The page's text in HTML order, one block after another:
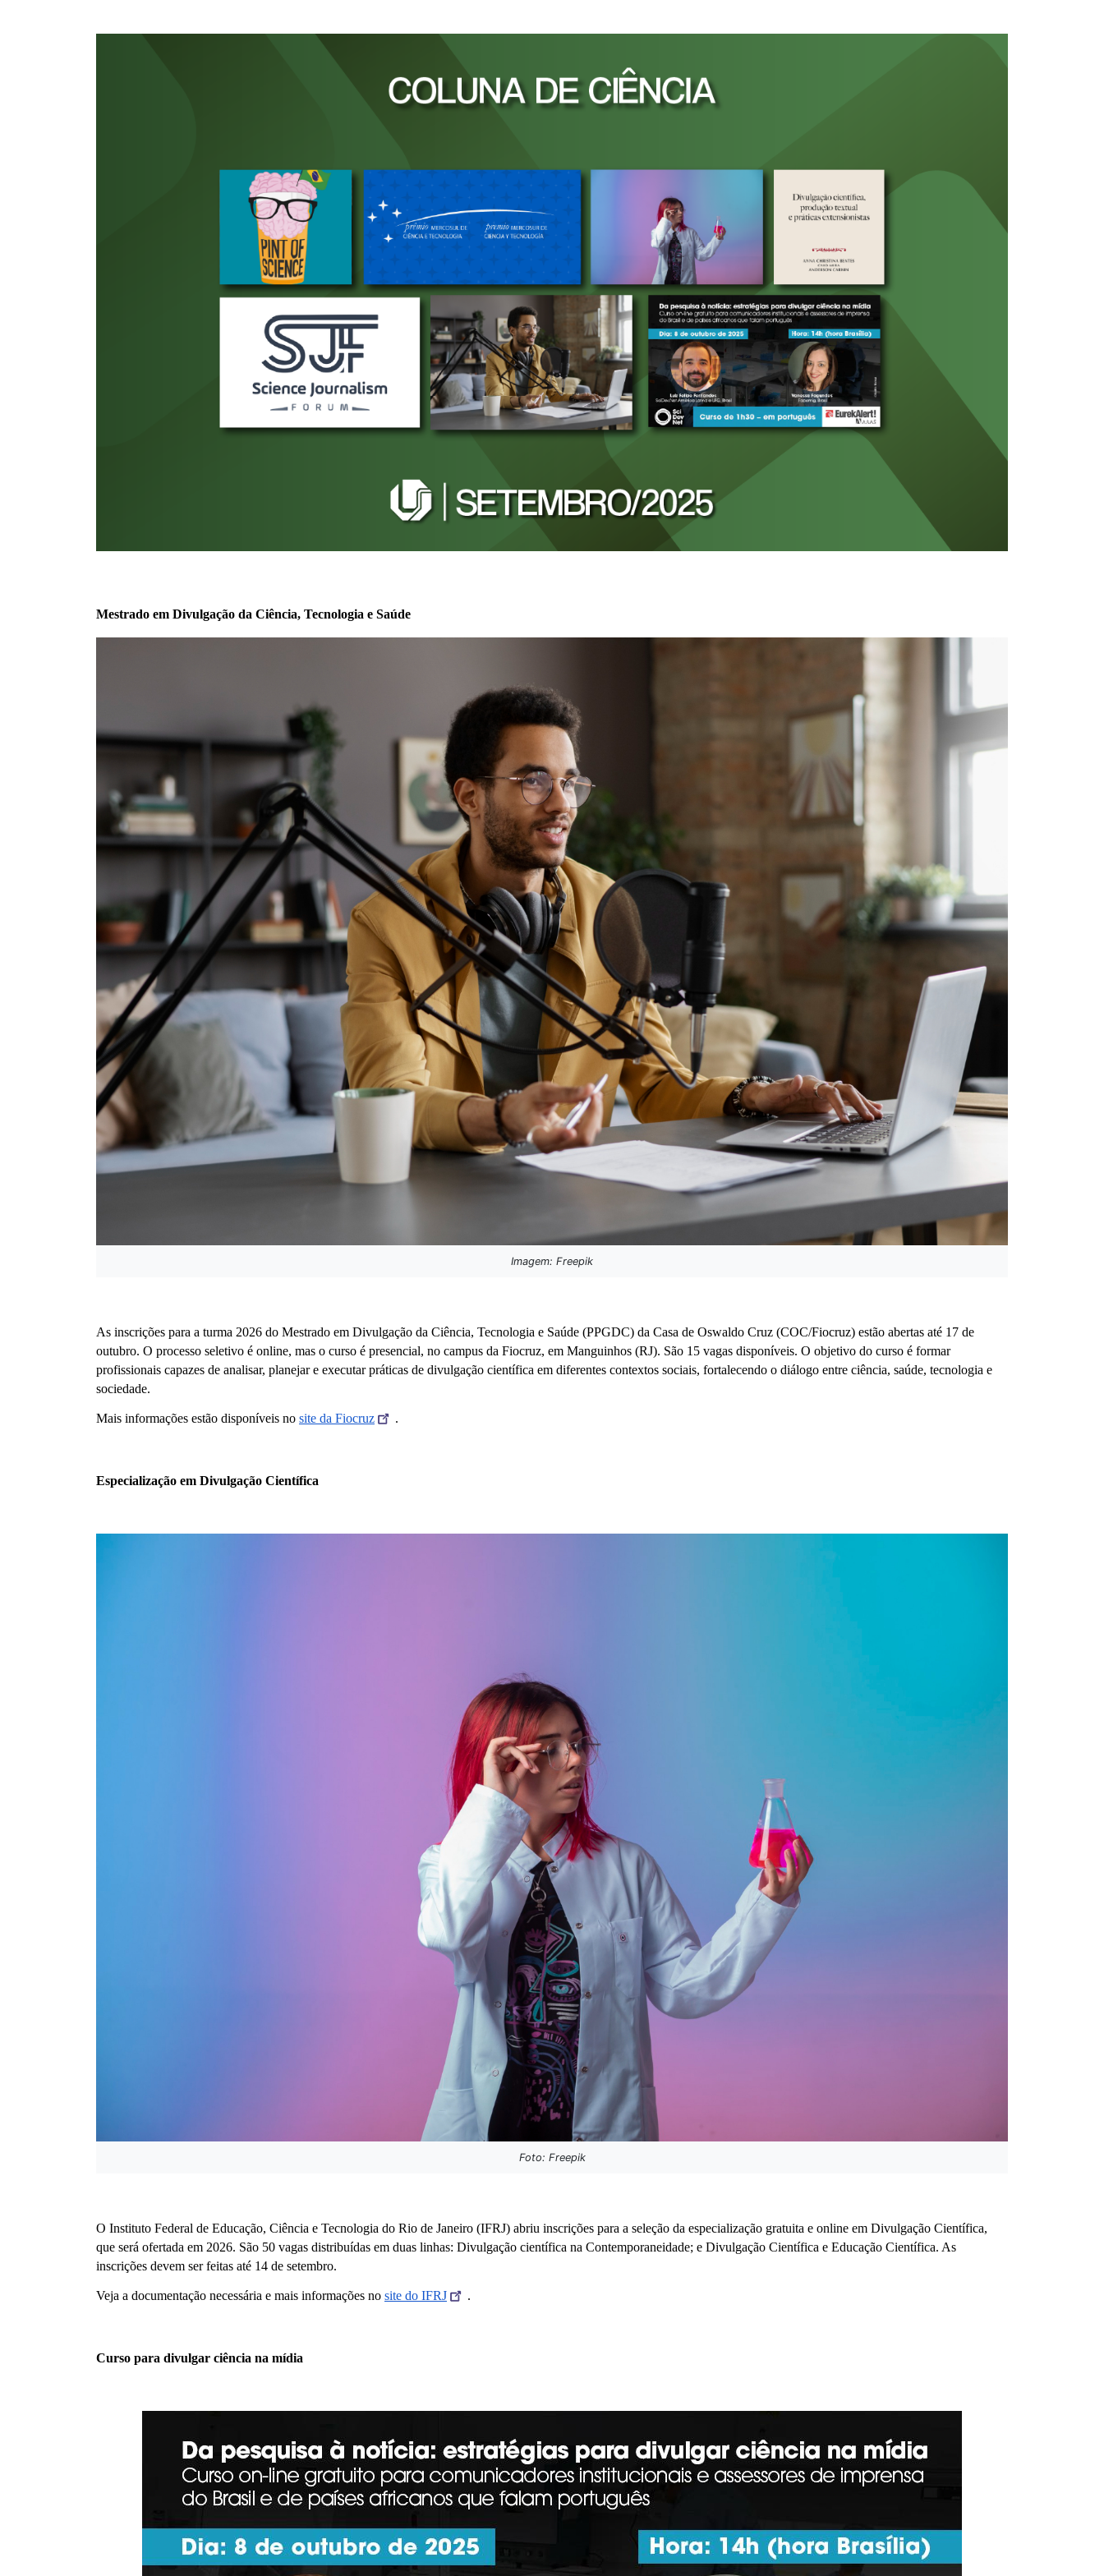
Mestrado em Divulgação da Ciência, Tecnologia e Saúde
Imagem: Freepik
As inscrições para a turma 2026 do Mestrado em Divulgação da Ciência, Tecnologia e Saúde (PPGDC) da Casa de Oswaldo Cruz (COC/Fiocruz) estão abertas até 17 de
outubro. O processo seletivo é online, mas o curso é presencial, no campus da Fiocruz, em Manguinhos (RJ). São 15 vagas disponíveis. O objetivo do curso é formar
profissionais capazes de analisar, planejar e executar práticas de divulgação científica em diferentes contextos sociais, fortalecendo o diálogo entre ciência, saúde, tecnologia e
sociedade.
Mais informações estão disponíveis no site da Fiocruz .
Especialização em Divulgação Científica
Foto: Freepik
O Instituto Federal de Educação, Ciência e Tecnologia do Rio de Janeiro (IFRJ) abriu inscrições para a seleção da especialização gratuita e online em Divulgação Científica,
que será ofertada em 2026. São 50 vagas distribuídas em duas linhas: Divulgação científica na Contemporaneidade; e Divulgação Científica e Educação Científica. As
inscrições devem ser feitas até 14 de setembro.
Veja a documentação necessária e mais informações no site do IFRJ .
Curso para divulgar ciência na mídia